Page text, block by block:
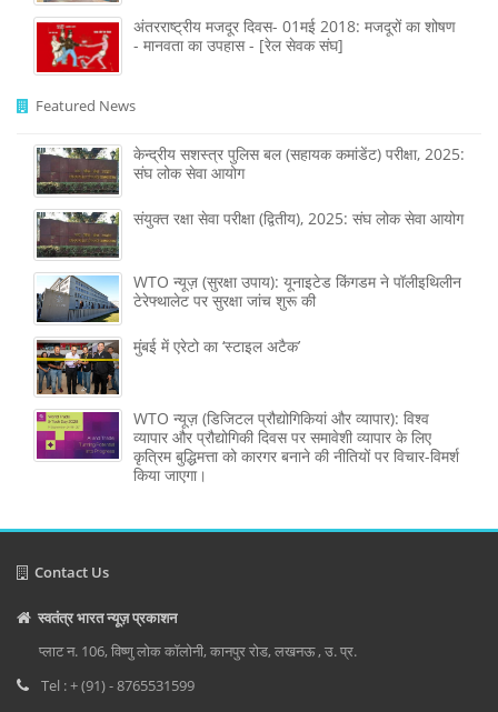
अंतरराष्ट्रीय मजदूर दिवस- 01मई 2018: मजदूरों का शोषण
- मानवता का उपहास - [रेल सेवक संघ]
Featured News
केन्द्रीय सशस्‍त्र पुलिस बल (सहायक कमांडेंट) परीक्षा, 2025:
संघ लोक सेवा आयोग
संयुक्त रक्षा सेवा परीक्षा (द्वितीय), 2025: संघ लोक सेवा आयोग
WTO न्यूज़ (सुरक्षा उपाय): यूनाइटेड किंगडम ने पॉलीइथिलीन
टेरेफ्थालेट पर सुरक्षा जांच शुरू की
मुंबई में एरेटो का ‘स्टाइल अटैक’
WTO न्यूज़ (डिजिटल प्रौद्योगिकियां और व्यापार): विश्व
व्यापार और प्रौद्योगिकी दिवस पर समावेशी व्यापार के लिए
कृत्रिम बुद्धिमत्ता को कारगर बनाने की नीतियों पर विचार-विमर्श
किया जाएगा।
Contact Us
स्वतंत्र भारत न्यूज़ प्रकाशन
प्लाट न. 106, विष्णु लोक कॉलोनी, कानपुर रोड, लखनऊ , उ. प्र.
Tel : + (91) - 8765531599